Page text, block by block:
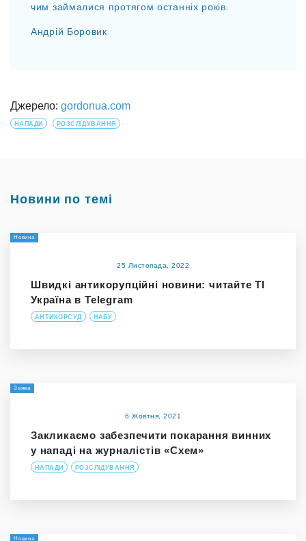
чим займалися протягом останніх років.
Андрій Боровик
Джерело: gordonua.com
НАПАДИ РОЗСЛІДУВАННЯ
Новини по темі
Новина
25 Листопада, 2022
Швидкі антикорупційні новини: читайте ТІ
Україна в Telegram
АНТИКОРСУД НАБУ
Заява
6 Жовтня, 2021
Закликаємо забезпечити покарання винних
у нападі на журналістів «Схем»
НАПАДИ РОЗСЛІДУВАННЯ
Новина